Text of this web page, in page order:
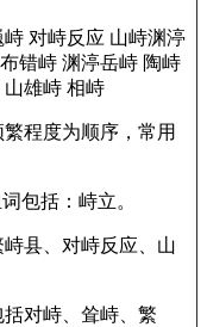
峙 对峙反应 山峙渊渟
错峙 渊渟岳峙 陶峙
山雄峙 相峙
程度为顺序，常用
包括：峙立。
县、对峙反应、山
对峙、耸峙、繁